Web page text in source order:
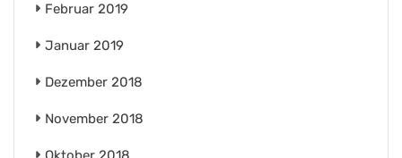
Februar 2019
Januar 2019
Dezember 2018
November 2018